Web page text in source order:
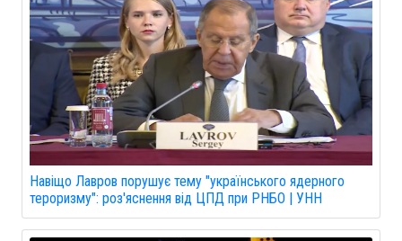
Навіщо Лавров порушує тему "українського ядерного
тероризму": роз'яснення від ЦПД при РНБО | УНН